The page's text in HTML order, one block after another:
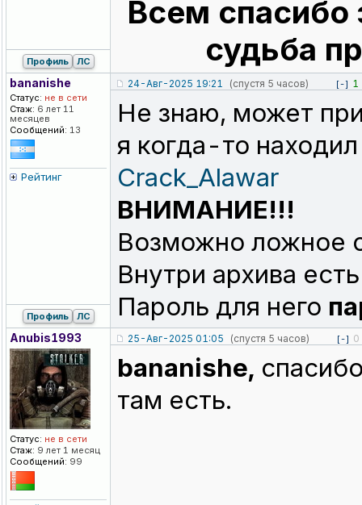
Всем спасибо
судьба
Профиль ЛС
bananishe
Статус: не в сети
Стаж: 6 лет 11
месяцев
Сообщений: 13
Рейтинг
24-Авг-2025 19:21 (спустя 5 часов) [-] 1
Не знаю, может
я когда-то
Crack_Alawar
ВНИМАНИЕ!!!
Возможно ложное
Внутри архива
Пароль для него
Профиль ЛС
Anubis1993
Статус: не в сети
Стаж: 9 лет 1 месяц
Сообщений: 99
25-Авг-2025 01:05 (спустя 5 часов) [-] 0
bananishe,
там есть.